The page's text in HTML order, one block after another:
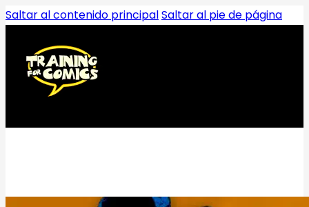
Saltar al contenido principalSaltar al pie de página